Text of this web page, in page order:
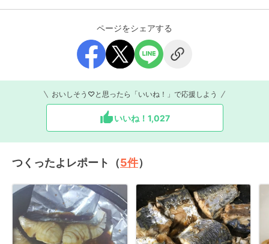
ページをシェアする
おいしそう♡と思ったら「いいね！」で応援しよう
いいね！ 1,027
つくったよレポート（5件）